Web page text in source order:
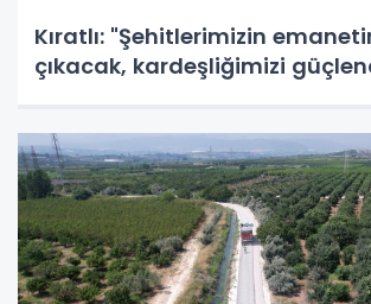
Kıratlı: "Şehitlerimizin
çıkacak, kardeşliğimizi